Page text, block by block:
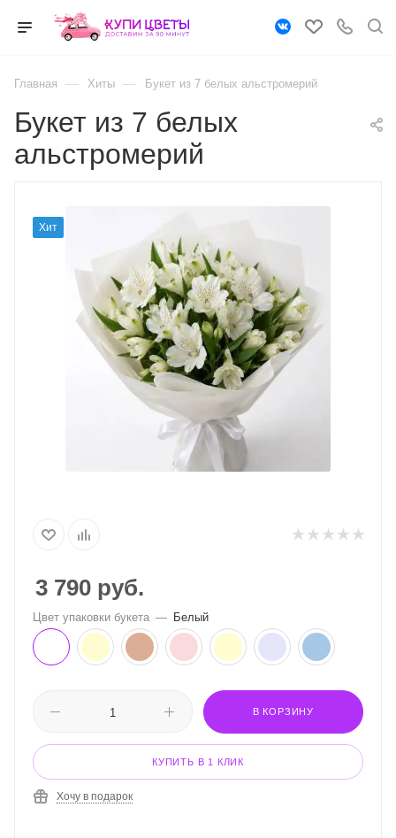
Главная — Хиты — Букет из 7 белых альстромерий
Букет из 7 белых
альстромерий
Хит
3 790 руб.
Цвет упаковки букета — Белый
В КОРЗИНУ
КУПИТЬ В 1 КЛИК
Хочу в подарок